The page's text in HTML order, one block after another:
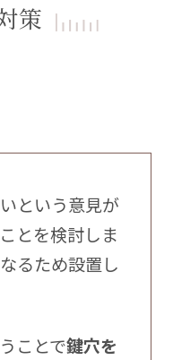
策
という意見が
とを検討しま
るため設置し
ことで鍵穴を